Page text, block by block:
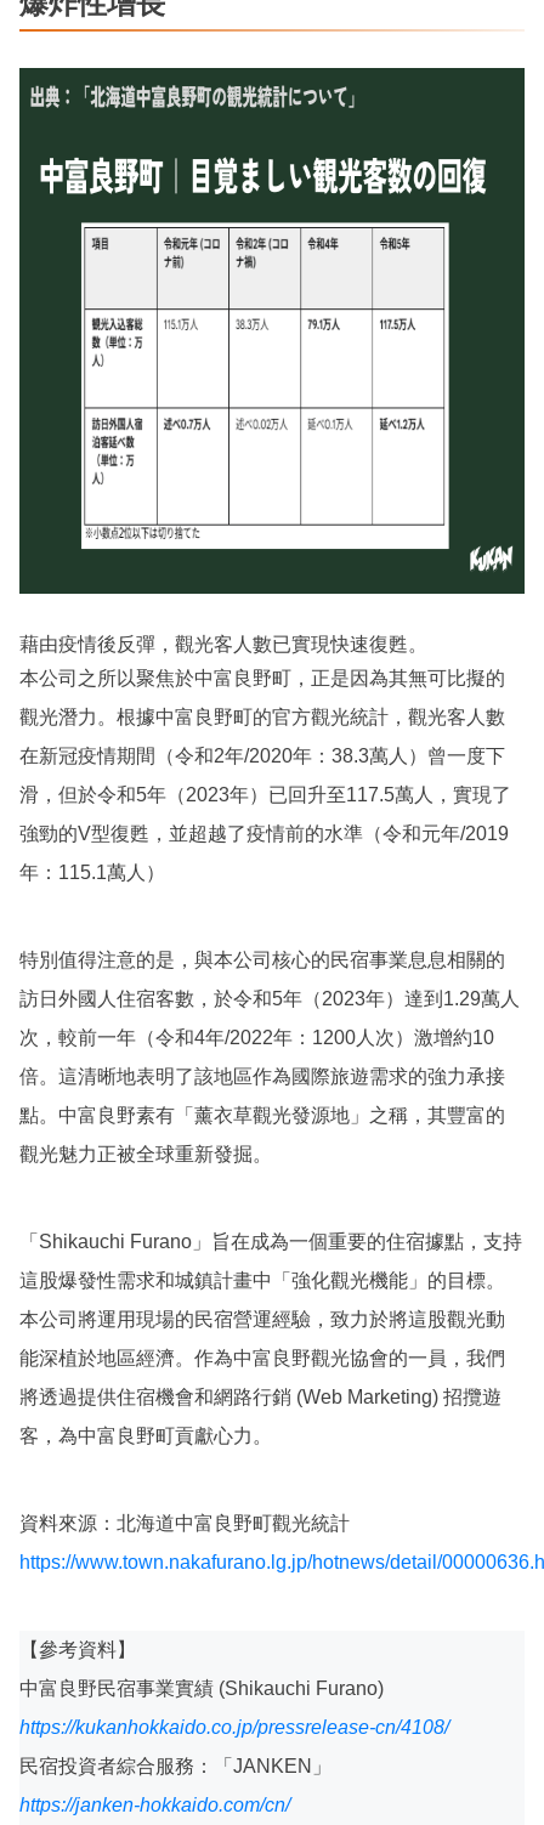
藉由疫情後反彈，觀光客人數已實現快速復甦。
本公司之所以聚焦於中富良野町，正是因為其無可比擬的
觀光潛力。根據中富良野町的官方觀光統計，觀光客人數
在新冠疫情期間（令和2年/2020年：38.3萬人）曾一度下
滑，但於令和5年（2023年）已回升至117.5萬人，實現了
強勁的V型復甦，並超越了疫情前的水準（令和元年/2019
年：115.1萬人）
特別值得注意的是，與本公司核心的民宿事業息息相關的
訪日外國人住宿客數，於令和5年（2023年）達到1.29萬人
次，較前一年（令和4年/2022年：1200人次）激增約10
倍。這清晰地表明了該地區作為國際旅遊需求的強力承接
點。中富良野素有「薰衣草觀光發源地」之稱，其豐富的
觀光魅力正被全球重新發掘。
「Shikauchi Furano」旨在成為一個重要的住宿據點，支持
這股爆發性需求和城鎮計畫中「強化觀光機能」的目標。
本公司將運用現場的民宿營運經驗，致力於將這股觀光動
能深植於地區經濟。作為中富良野觀光協會的一員，我們
將透過提供住宿機會和網路行銷 (Web Marketing) 招攬遊
客，為中富良野町貢獻心力。
資料來源：北海道中富良野町觀光統計
https://www.town.nakafurano.lg.jp/hotnews/detail/
【參考資料】
中富良野民宿事業實績 (Shikauchi Furano)
https://kukanhokkaido.co.jp/pressrelease-cn/4108/
民宿投資者綜合服務：「JANKEN」
https://janken-hokkaido.com/cn/